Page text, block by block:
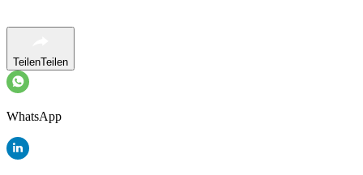
TeilenTeilen
WhatsApp